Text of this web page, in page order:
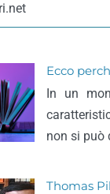
Ecco
In un
non si può
Thomas